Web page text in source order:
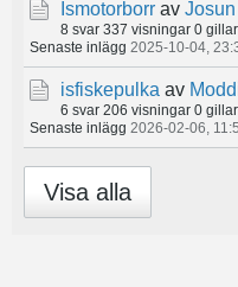
Ismotorborr av Josun
8 svar 337 visningar 0 gillar
Senaste inlägg 2025-10-04,
isfiskepulka av
6 svar 206 visningar 0 gillar
Senaste inlägg 2026-02-06,
Visa alla